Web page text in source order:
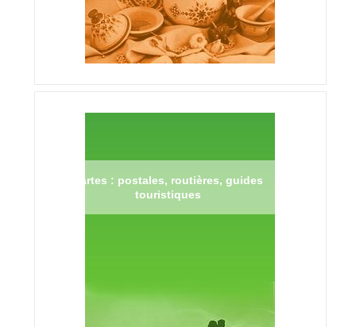
Cartes : postales, routières, guides
touristiques